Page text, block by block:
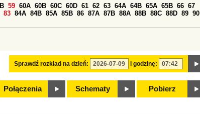
Sprawdź rozkład na dzień: i godzinę:
59 60A 60B 60C 60D 61 62 63 64A 64B 65A 65B 66 67
83 84A 84B 85A 85B 86 87A 87B 88A 88B 88C 88D 89 90
Połączenia Schematy Pobierz